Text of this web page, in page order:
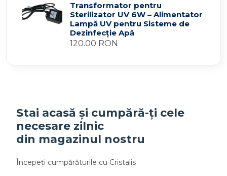
Transformator pentru
Sterilizator UV 6W – Alimentator
Lampă UV pentru Sisteme de
Dezinfecție Apă
120.00 RON
Stai acasă și cumpără-ți cele
necesare zilnic
din magazinul nostru
Începeţi cumpărăturile cu Cristalis